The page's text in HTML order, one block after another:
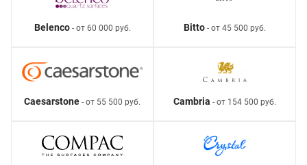
Belenco- от 60 000 руб. Bitto - от 45 500 руб.
Caesarstone - от 55 500 руб. Cambria - от 154 500 руб.